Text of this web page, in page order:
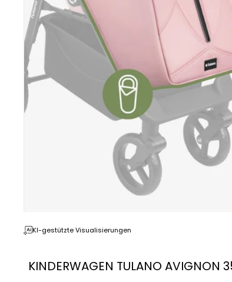
KI-gestützte Visualisierungen
KINDERWAGEN TULANO AVIGNON